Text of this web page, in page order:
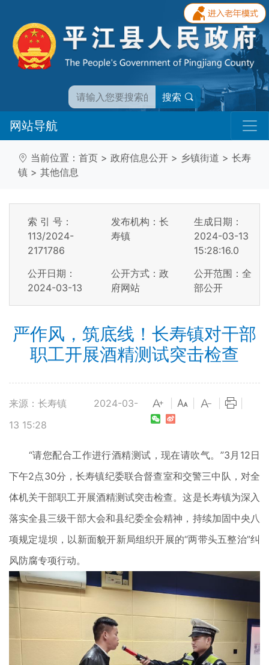
搜索
网站导航
当前位置： 首页 > 政府信息公开 > 乡镇街道 > 长寿
镇 > 其他信息
索 引 号：
113/2024-
2171786
发布机构：长
寿镇
生成日期：
2024-03-13
15:28:16.0
公开日期：
2024-03-13
公开方式：政
府网站
公开范围：全
部公开
严作风，筑底线！长寿镇对干部
职工开展酒精测试突击检查
来源：长寿镇
2024-03-
13 15:28
“请您配合工作进行酒精测试，现在请吹气。”3月12日
下午2点30分，长寿镇纪委联合督查室和交警三中队，对全
体机关干部职工开展酒精测试突击检查。这是长寿镇为深入
落实全县三级干部大会和县纪委全会精神，持续加固中央八
项规定堤坝，以新面貌开新局组织开展的“两带头五整治”纠
风防腐专项行动。